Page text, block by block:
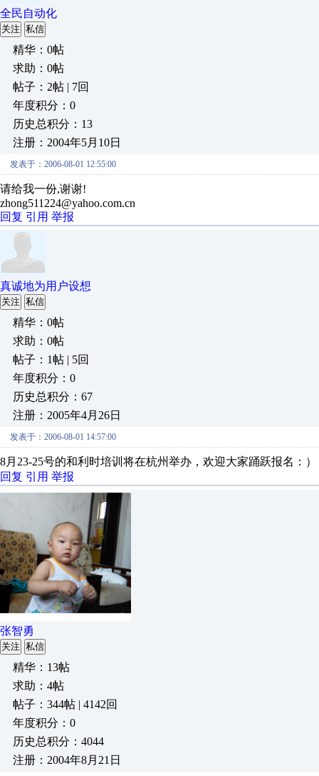
全民自动化
关注 私信
精华：0帖
求助：0帖
帖子：2帖 | 7回
年度积分：0
历史总积分：13
注册：2004年5月10日
发表于：2006-08-01 12:55:00
请给我一份,谢谢!
zhong511224@yahoo.com.cn
回复 引用 举报
真诚地为用户设想
关注 私信
精华：0帖
求助：0帖
帖子：1帖 | 5回
年度积分：0
历史总积分：67
注册：2005年4月26日
发表于：2006-08-01 14:57:00
8月23-25号的和利时培训将在杭州举办，欢迎大家踊跃报名：）
回复 引用 举报
张智勇
关注 私信
精华：13帖
求助：4帖
帖子：344帖 | 4142回
年度积分：0
历史总积分：4044
注册：2004年8月21日